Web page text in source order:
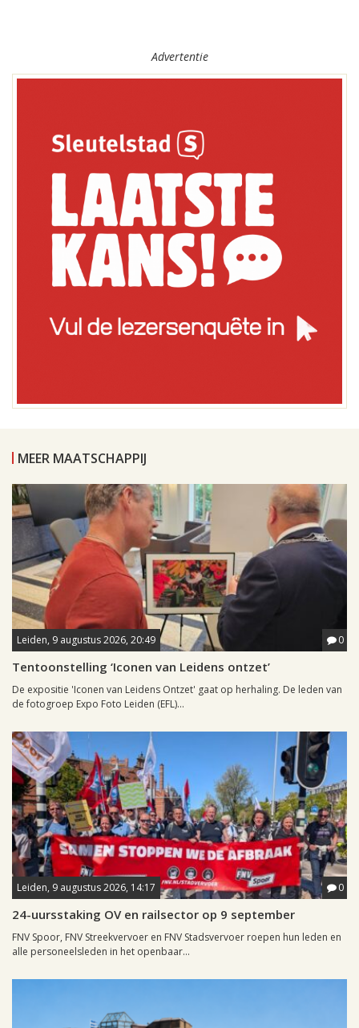
Advertentie
MEER MAATSCHAPPIJ
Leiden, 9 augustus 2026, 20:49 0
Tentoonstelling ‘Iconen van Leidens ontzet’
De expositie 'Iconen van Leidens Ontzet' gaat op herhaling. De leden van
de fotogroep Expo Foto Leiden (EFL)...
Leiden, 9 augustus 2026, 14:17 0
24-uursstaking OV en railsector op 9 september
FNV Spoor, FNV Streekvervoer en FNV Stadsvervoer roepen hun leden en
alle personeelsleden in het openbaar...